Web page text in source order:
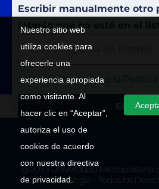
Nuestro sitio web
utiliza cookies para
ofrecerle una
experiencia apropiada
como visitante. Al
hacer clic en “Aceptar”,
autoriza el uso de
cookies de acuerdo
con nuestra directiva
de privacidad.
Escribir manualmente otro
interés que no esté en el
He leido y acepto la Política
ENVIAR
@2023 Universidad Metropolitana
Tecnología - Todos los